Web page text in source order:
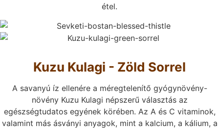
étel.
Kuzu Kulagi - Zöld Sorrel
A savanyú íz ellenére a méregtelenítő gyógynövény-
növény Kuzu Kulagi népszerű választás az
egészségtudatos egyének körében. Az A és C vitaminok,
valamint más ásványi anyagok, mint a kalcium, a kálium, a